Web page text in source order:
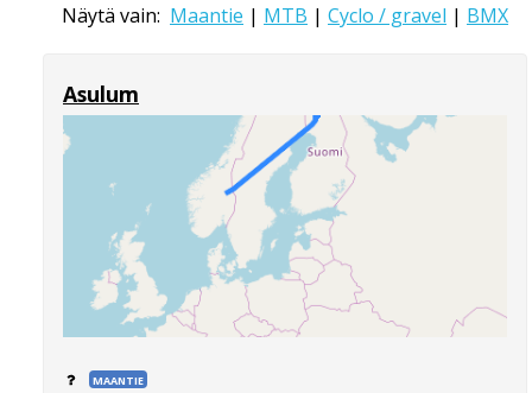
Näytä vain: Maantie | MTB | Cyclo / gravel | BMX
Asulum
MAANTIE